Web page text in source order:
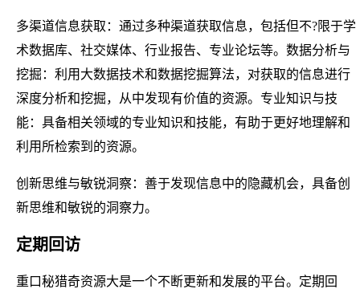
多渠道信息获取：通过多种渠道获取信息，包括但不?限于学
术数据库、社交媒体、行业报告、专业论坛等。数据分析与
挖掘：利用大数据技术和数据挖掘算法，对获取的信息进行
深度分析和挖掘，从中发现有价值的资源。专业知识与技
能：具备相关领域的专业知识和技能，有助于更好地理解和
利用所检索到的资源。
创新思维与敏锐洞察：善于发现信息中的隐藏机会，具备创
新思维和敏锐的洞察力。
定期回访
重口秘猎奇资源大是一个不断更新和发展的平台。定期回